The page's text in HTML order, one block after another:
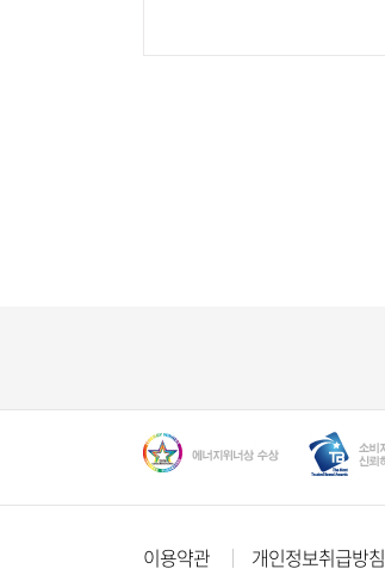
이용약관 개인정보취급방침